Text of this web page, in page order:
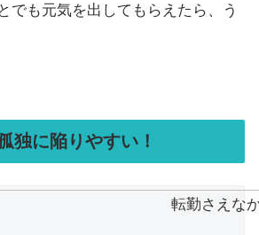
でも元気を出してもらえたら、う
独に陥りやすい！